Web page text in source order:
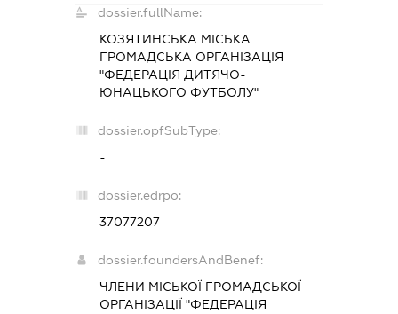
dossier.fullName:
КОЗЯТИНСЬКА МІСЬКА
ГРОМАДСЬКА ОРГАНІЗАЦІЯ
"ФЕДЕРАЦІЯ ДИТЯЧО-
ЮНАЦЬКОГО ФУТБОЛУ"
dossier.opfSubType:
-
dossier.edrpo:
37077207
dossier.foundersAndBenef:
ЧЛЕНИ МІСЬКОЇ ГРОМАДСЬКОЇ
ОРГАНІЗАЦІЇ "ФЕДЕРАЦІЯ